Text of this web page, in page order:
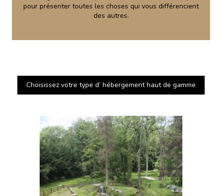
pour présenter toutes les choses qui vous différencient
des autres.
Choisissez votre type d’ hébergement haut de gamme